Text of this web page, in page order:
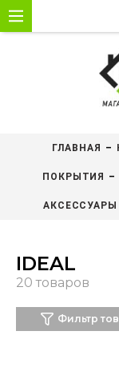
ГЛАВНАЯ
ПОКРЫТИЯ
АКСЕССУАРЫ
IDEAL
Фильтр